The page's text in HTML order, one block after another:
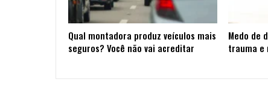
Qual montadora produz veículos mais
seguros? Você não vai acreditar
Medo de
trauma e